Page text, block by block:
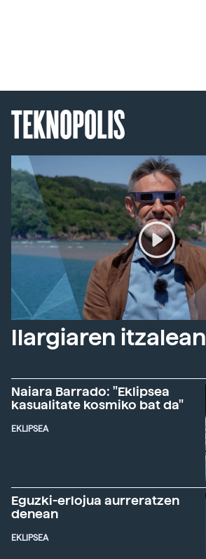
TEKNOPOLIS
Ilargiaren itzalean
Naiara Barrado: "Eklipsea
kasualitate kosmiko bat da"
EKLIPSEA
Eguzki-erlojua aurreratzen
denean
EKLIPSEA